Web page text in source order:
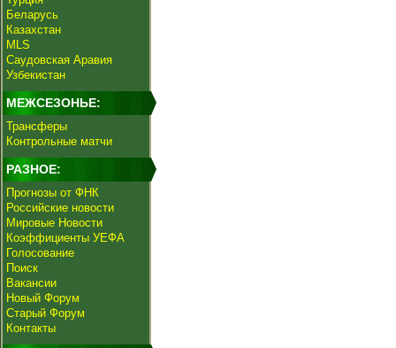
Беларусь
Казахстан
MLS
Саудовская Аравия
Узбекистан
МЕЖСЕЗОНЬЕ:
Трансферы
Контрольные матчи
РАЗНОЕ:
Прогнозы от ФНК
Российские новости
Мировые Новости
Коэффициенты УЕФА
Голосование
Поиск
Вакансии
Новый Форум
Старый Форум
Контакты